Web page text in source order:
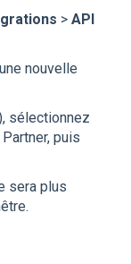
> API
nouvelle
sélectionnez
puis
sera plus